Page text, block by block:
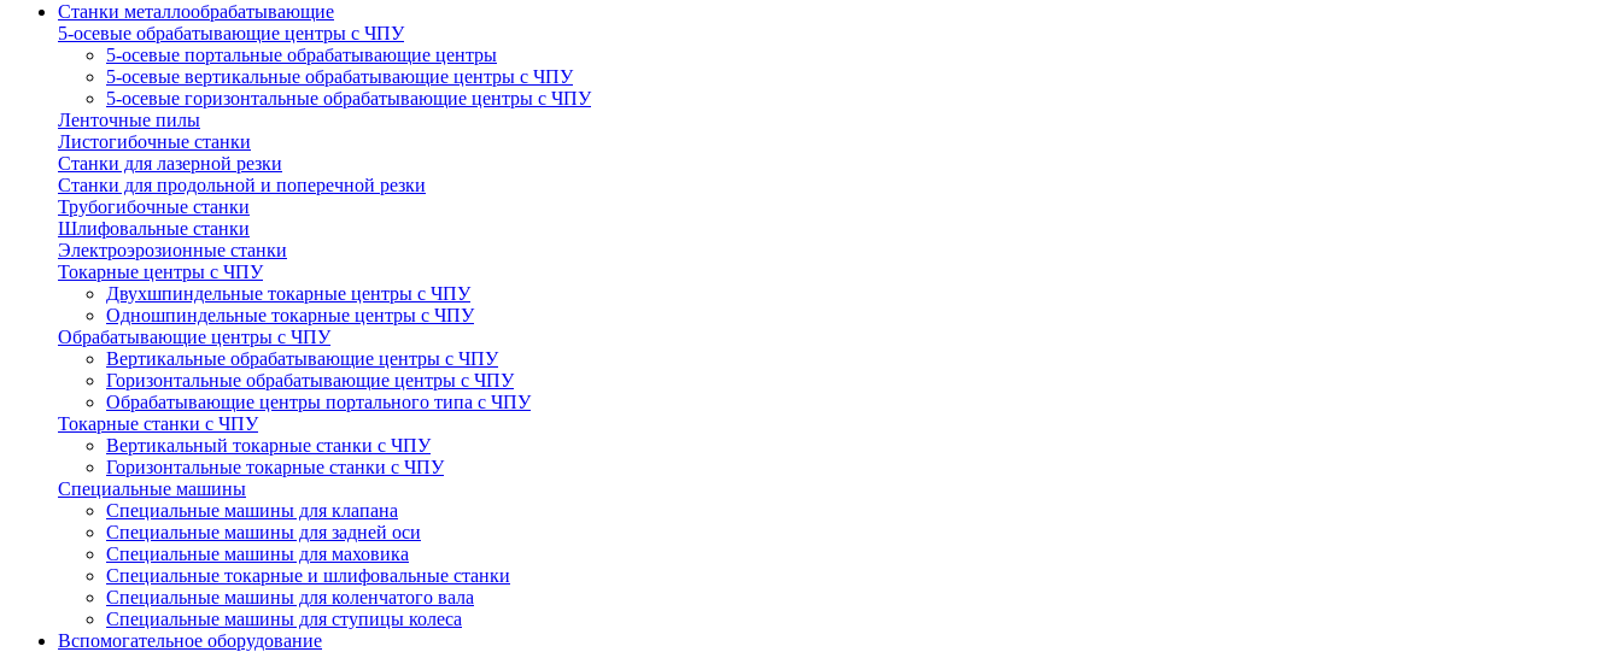
Станки металлообрабатывающие
5-осевые обрабатывающие центры с ЧПУ
5-осевые портальные обрабатывающие центры
5-осевые вертикальные обрабатывающие центры с ЧПУ
5-осевые горизонтальные обрабатывающие центры с ЧПУ
Ленточные пилы
Листогибочные станки
Станки для лазерной резки
Станки для продольной и поперечной резки
Трубогибочные станки
Шлифовальные станки
Электроэрозионные станки
Токарные центры с ЧПУ
Двухшпиндельные токарные центры с ЧПУ
Одношпиндельные токарные центры с ЧПУ
Обрабатывающие центры с ЧПУ
Вертикальные обрабатывающие центры с ЧПУ
Горизонтальные обрабатывающие центры с ЧПУ
Обрабатывающие центры портального типа с ЧПУ
Токарные станки с ЧПУ
Вертикальный токарные станки с ЧПУ
Горизонтальные токарные станки с ЧПУ
Специальные машины
Специальные машины для клапана
Специальные машины для задней оси
Специальные машины для маховика
Специальные токарные и шлифовальные станки
Специальные машины для коленчатого вала
Специальные машины для ступицы колеса
Вспомогательное оборудование